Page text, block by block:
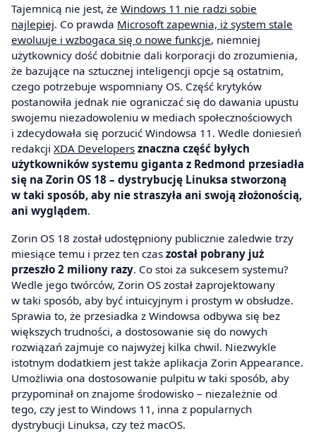
Tajemnicą nie jest, że Windows 11 nie radzi sobie
najlepiej. Co prawda Microsoft zapewnia, iż system stale
ewoluuje i wzbogaca się o nowe funkcje, niemniej
użytkownicy dość dobitnie dali korporacji do zrozumienia,
że bazujące na sztucznej inteligencji opcje są ostatnim,
czego potrzebuje wspomniany OS. Część krytyków
postanowiła jednak nie ograniczać się do dawania upustu
swojemu niezadowoleniu w mediach społecznościowych
i zdecydowała się porzucić Windowsa 11. Wedle doniesień
redakcji XDA Developers znaczna część byłych
użytkowników systemu giganta z Redmond przesiadła
się na Zorin OS 18 – dystrybucję Linuksa stworzoną
w taki sposób, aby nie straszyła ani swoją złożonością,
ani wyglądem.
Zorin OS 18 został udostępniony publicznie zaledwie trzy
miesiące temu i przez ten czas został pobrany już
przeszło 2 miliony razy. Co stoi za sukcesem systemu?
Wedle jego twórców, Zorin OS został zaprojektowany
w taki sposób, aby być intuicyjnym i prostym w obsłudze.
Sprawia to, że przesiadka z Windowsa odbywa się bez
większych trudności, a dostosowanie się do nowych
rozwiązań zajmuje co najwyżej kilka chwil. Niezwykle
istotnym dodatkiem jest także aplikacja Zorin Appearance.
Umożliwia ona dostosowanie pulpitu w taki sposób, aby
przypominał on znajome środowisko – niezależnie od
tego, czy jest to Windows 11, inna z popularnych
dystrybucji Linuksa, czy też macOS.